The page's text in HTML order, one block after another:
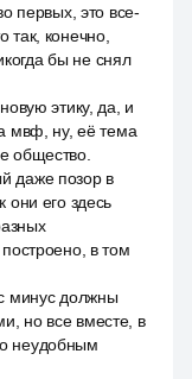
первых, это все-
так, конечно,
бы не снял
этику, да, и
мвф, ну, её тема
общество.
даже позор в
они его здесь
построено, в том
минус должны
но все вместе, в
неудобным